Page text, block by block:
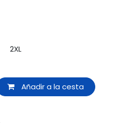
2XL
Añadir a la cesta